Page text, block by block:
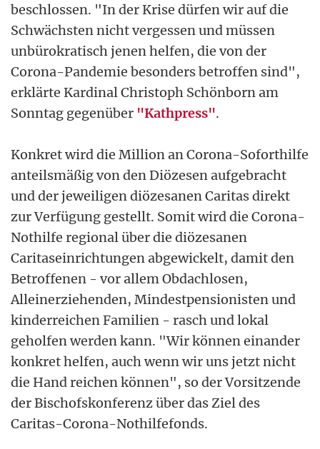
beschlossen. "In der Krise dürfen wir auf die
Schwächsten nicht vergessen und müssen
unbürokratisch jenen helfen, die von der
Corona-Pandemie besonders betroffen sind",
erklärte Kardinal Christoph Schönborn am
Sonntag gegenüber "Kathpress".
Konkret wird die Million an Corona-Soforthilfe
anteilsmäßig von den Diözesen aufgebracht
und der jeweiligen diözesanen Caritas direkt
zur Verfügung gestellt. Somit wird die Corona-
Nothilfe regional über die diözesanen
Caritaseinrichtungen abgewickelt, damit den
Betroffenen - vor allem Obdachlosen,
Alleinerziehenden, Mindestpensionisten und
kinderreichen Familien - rasch und lokal
geholfen werden kann. "Wir können einander
konkret helfen, auch wenn wir uns jetzt nicht
die Hand reichen können", so der Vorsitzende
der Bischofskonferenz über das Ziel des
Caritas-Corona-Nothilfefonds.